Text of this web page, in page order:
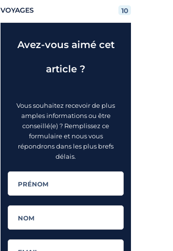
VOYAGES 10
Avez-vous aimé cet
article ?
Vous souhaitez recevoir de plus
amples informations ou être
conseillé(e) ? Remplissez ce
formulaire et nous vous
répondrons dans les plus brefs
délais.